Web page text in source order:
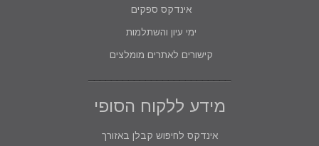
אינדקס ספקים
ימי עיון והשתלמות
קישורים לאתרים מומלצים
מידע ללקוח הסופי
אינדקס לחיפוש קבלן באזורך